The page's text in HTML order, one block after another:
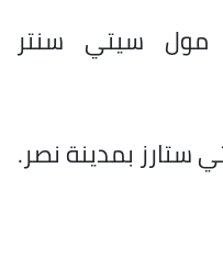
مول سيتي سنتر
ستارز بمدينة نصر.